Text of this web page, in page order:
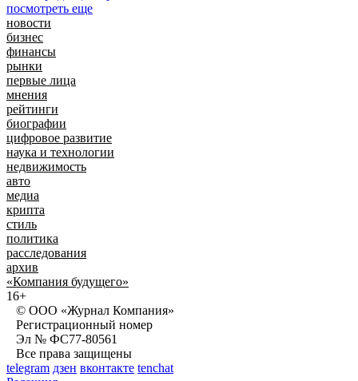
посмотреть еще
новости
бизнес
финансы
рынки
первые лица
мнения
рейтинги
биографии
цифровое развитие
наука и технологии
недвижимость
авто
медиа
крипта
стиль
политика
расследования
архив
«Компания будущего»
16+
© ООО «Журнал Компания»
Регистрационный номер
Эл № ФС77-80561
Все права защищены
telegram дзен вконтакте tenchat